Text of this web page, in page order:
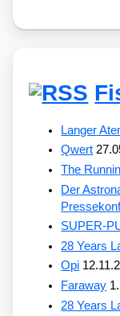
Langer
Qwert
The
Der
SUPER-
28 Years
Opi
Faraway
28 Years